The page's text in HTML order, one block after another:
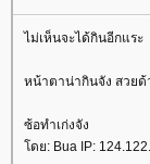
ไม่เห็นจะได้กินอีกแระ
หน้าตาน่ากินจัง สวย
ซ้อทำเก่งจัง
ดย: Bua IP: